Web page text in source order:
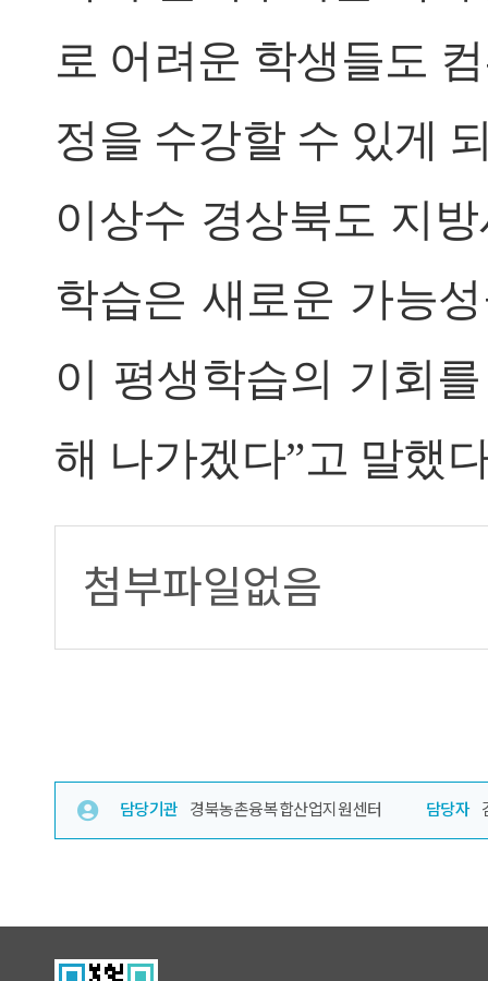
로 어려운 학생들도
정을 수강할 수 있게
이상수 경상북도 지
학습은 새로운 가능
이 평생학습의 기회
해 나가겠다”고 말했
첨부파일없음
담당기관 경북농촌융복합산업지원센터 담당자